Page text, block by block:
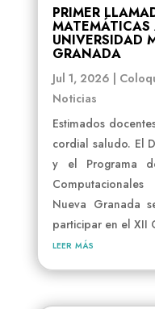
PRIMER
UNIVERSIDAD
GRANADA
Jul 1, 2026 |
Noticias
Estimados
cordial saludo. El
y el Programa
Nueva Granada
participar en el XII
leer más